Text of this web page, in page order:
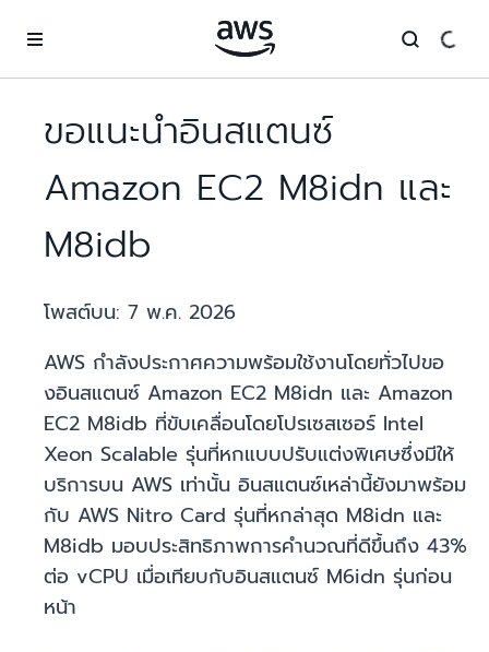
ขอแนะนำอินสแตนซ์
Amazon EC2 M8idn และ
M8idb
โพสต์บน: 7 พ.ค. 2026
AWS กำลังประกาศความพร้อมใช้งานโดยทั่วไปขอ
งอินสแตนซ์ Amazon EC2 M8idn และ Amazon
EC2 M8idb ที่ขับเคลื่อนโดยโปรเซสเซอร์ Intel
Xeon Scalable รุ่นที่หกแบบปรับแต่งพิเศษซึ่งมีให้
บริการบน AWS เท่านั้น อินสแตนซ์เหล่านี้ยังมาพร้อม
กับ AWS Nitro Card รุ่นที่หกล่าสุด M8idn และ
M8idb มอบประสิทธิภาพการคำนวณที่ดีขึ้นถึง 43%
ต่อ vCPU เมื่อเทียบกับอินสแตนซ์ M6idn รุ่นก่อน
หน้า